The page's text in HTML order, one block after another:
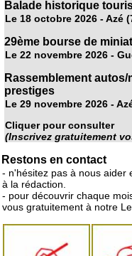
Balade historique
Le 18 octobre 2026 - Azé
29ème bourse de
Le 22 novembre 2026 -
Rassemblement
prestiges
Le 29 novembre 2026 -
Cliquer pour consulter
(Inscrivez gratuitement
Restons en contact
- n'hésitez pas à nous aider
à la rédaction.
- pour découvrir chaque
vous gratuitement à notre